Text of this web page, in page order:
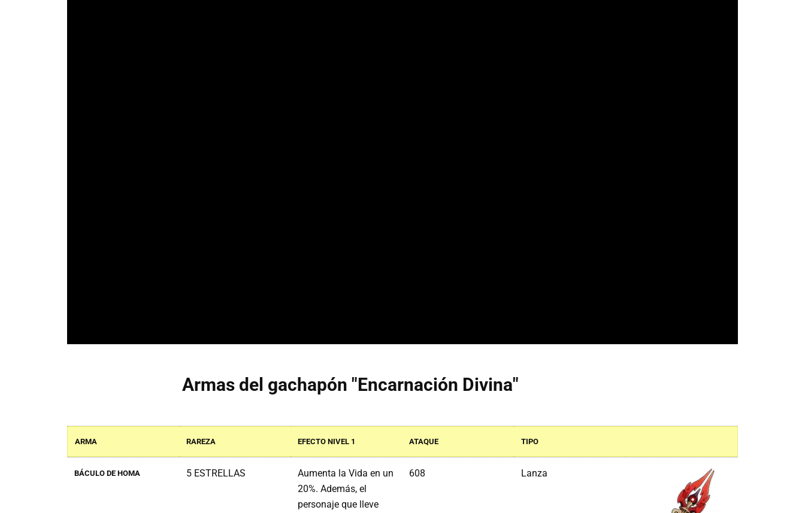
Armas del gachapón "Encarnación Divina"
ARMA RAREZA EFECTO NIVEL 1 ATAQUE TIPO
BÁCULO DE HOMA 5 ESTRELLAS
Aumenta la Vida en un
20%. Además, el
personaje que lleve
608 Lanza